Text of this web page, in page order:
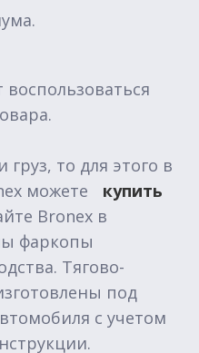
груз, то для этого в
можете
купить
Bronex в
фаркопы
Тягово-
под
с учетом